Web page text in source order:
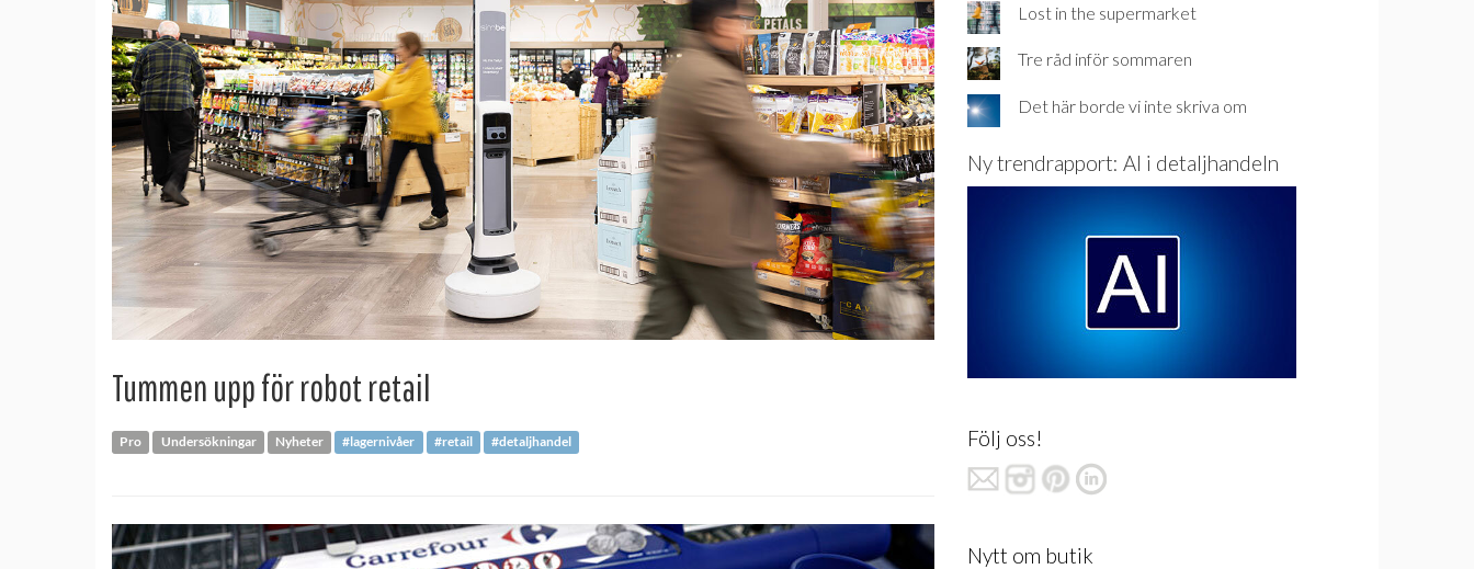
Tummen upp för robot retail
Pro Undersökningar Nyheter #lagernivåer #retail #detaljhandel
Lost in the supermarket
Tre råd inför sommaren
Det här borde vi inte skriva om
Ny trendrapport: AI i detaljhandeln
Följ oss!
Nytt om butik